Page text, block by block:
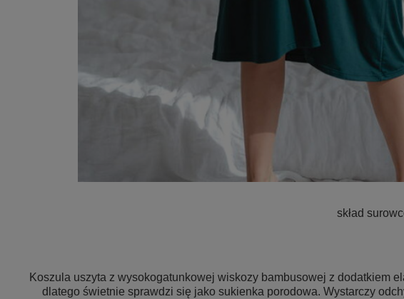
skład
Koszula uszyta z wysokogatunkowej wiskozy bambusowej z dodatkiem
dlatego świetnie sprawdzi się jako sukienka porodowa. Wystarczy